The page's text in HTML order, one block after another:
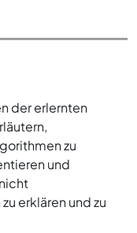
der erlernten
zu
und
erklären und zu